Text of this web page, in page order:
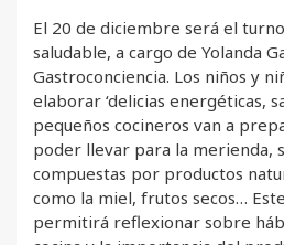
El 20 de diciembre será el
saludable, a cargo de Yolanda
Gastroconciencia. Los niños y
elaborar ‘delicias energéticas,
pequeños cocineros van a
poder llevar para la merienda,
compuestas por productos
como la miel, frutos secos…
permitirá reflexionar sobre